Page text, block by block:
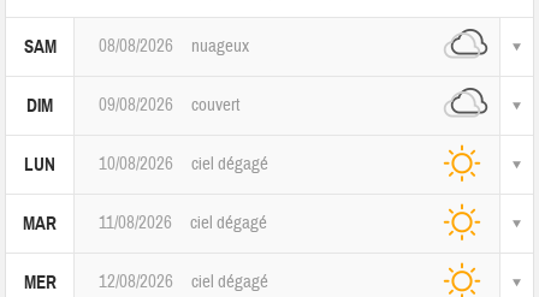
SAM 08/08/2026 nuageux
DIM 09/08/2026 couvert
LUN 10/08/2026 ciel dégagé
MAR 11/08/2026 ciel dégagé
MER 12/08/2026 ciel dégagé